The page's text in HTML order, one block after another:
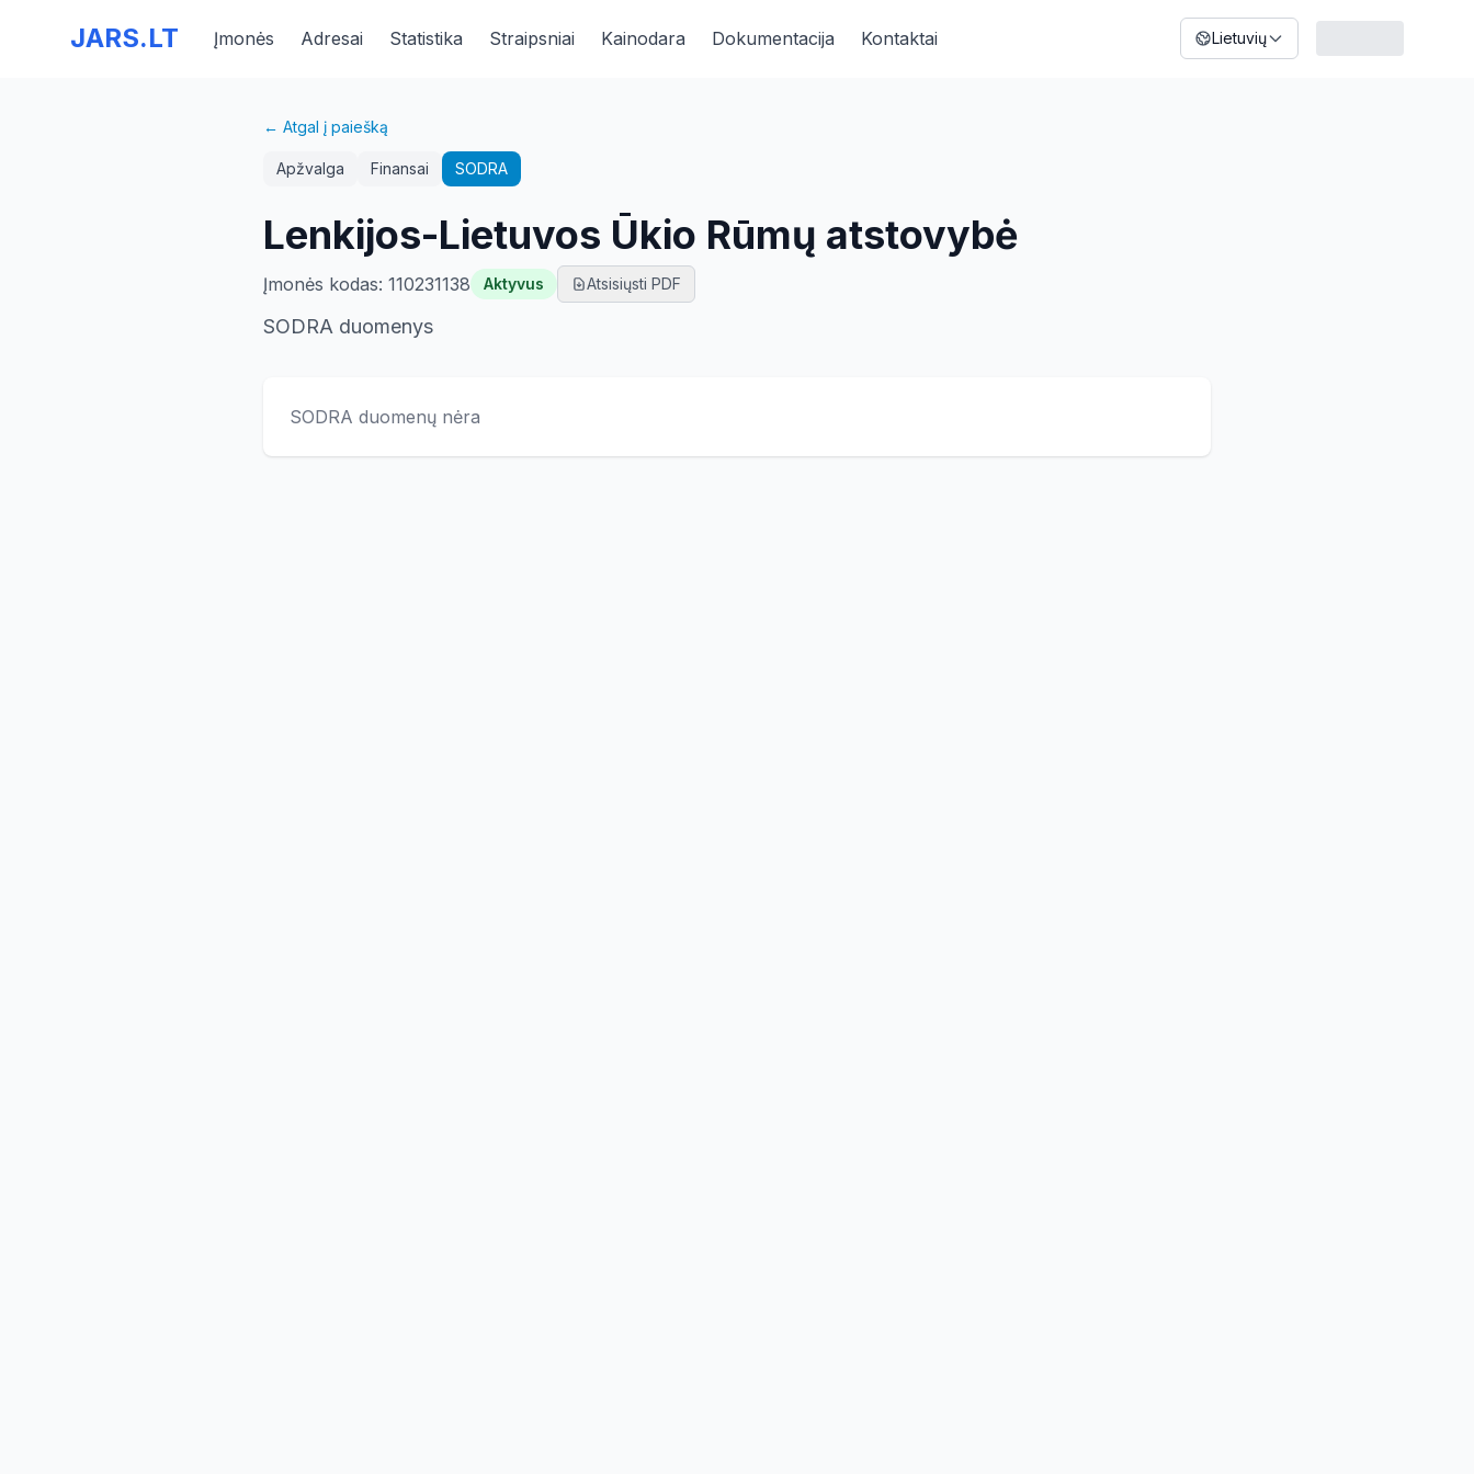
JARS.LT Įmonės Adresai Statistika Straipsniai Kainodara Dokumentacija Kontaktai Lietuvių
← Atgal į paiešką
Apžvalga Finansai SODRA
Lenkijos-Lietuvos Ūkio Rūmų atstovybė
Įmonės kodas: 110231138 Aktyvus Atsisiųsti PDF
SODRA duomenys
SODRA duomenų nėra